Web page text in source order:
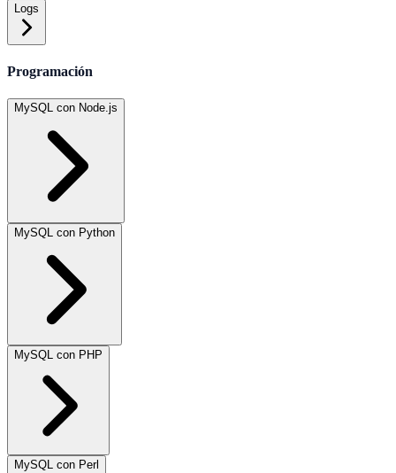
Logs
Programación
MySQL con Node.js
MySQL con Python
MySQL con PHP
MySQL con Perl